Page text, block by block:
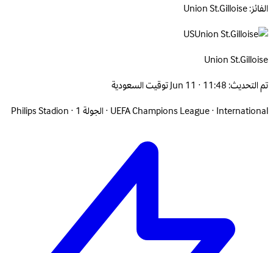
الفائز: Union St.Gilloise
US
UnionSt.Gilloise
تم التحديث:Jun 11 · 11:48 توقيت السعودية
UEFA Champions League· International
·الجولة 1 ·
Philips Stadion